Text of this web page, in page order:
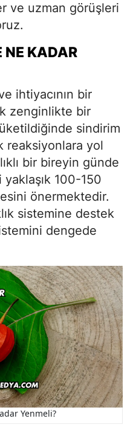
ve uzman görüşleri
NE KADAR
ihtiyacının bir
zenginlikte bir
sindirim
reaksiyonlara yol
bir bireyin günde
100-150
önermektedir.
sistemine destek
dengede
Yenmeli?